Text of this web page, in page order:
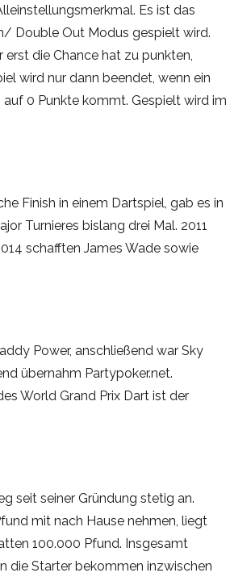
Es ist das
Double Out Modus gespielt wird.
die Chance hat zu punkten,
wird nur dann beendet, wenn ein
0 Punkte kommt. Gespielt wird im
Finish in einem Dartspiel, gab es in
Turnieres bislang drei Mal. 2011
schafften James Wade sowie
Power, anschließend war Sky
übernahm Partypoker.net.
World Grand Prix Dart ist der
seit seiner Gründung stetig an.
mit nach Hause nehmen, liegt
100.000 Pfund. Insgesamt
die Starter bekommen inzwischen